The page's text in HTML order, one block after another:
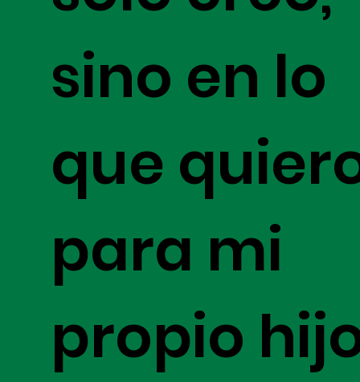
sino en lo
que
para mi
propio